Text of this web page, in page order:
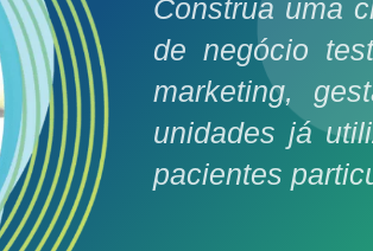
Construa uma
de negócio
marketing,
unidades já
pacientes